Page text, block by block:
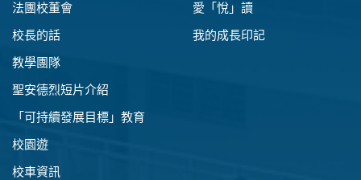
法團校董會
校長的話
教學團隊
聖安德烈短片介紹
「可持續發展目標」教育
校園遊
校車資訊
愛「悅」讀
我的成長印記